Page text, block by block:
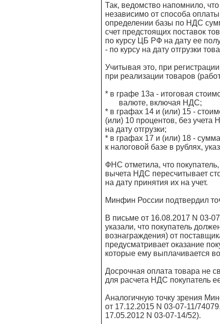
Так, ведомство напомнило,
независимо от способа
определении базы по НДС
счет предстоящих поставок
по курсу ЦБ РФ на дату ее
- по курсу на дату отгрузки
Учитывая это, при
при реализации товаров
* в графе 13а - итоговая
валюте, включая НДС;
* в графах 14 и (или) 15 -
(или) 10 процентов, без
на дату отгрузки;
* в графах 17 и (или) 18 -
к налоговой базе в рублях,
ФНС отметила, что
вычета НДС пересчитывает
на дату принятия их на учет.
Минфин России подтвердил
В письме от 16.08.2017 N 03-
указали, что покупатель
вознаграждения) от
предусматривает оказание
которые ему выплачивается
Досрочная оплата товара не
для расчета НДС покупатель
Аналогичную точку зрения
от 17.12.2015 N 03-07-11/
17.05.2012 N 03-07-14/52).